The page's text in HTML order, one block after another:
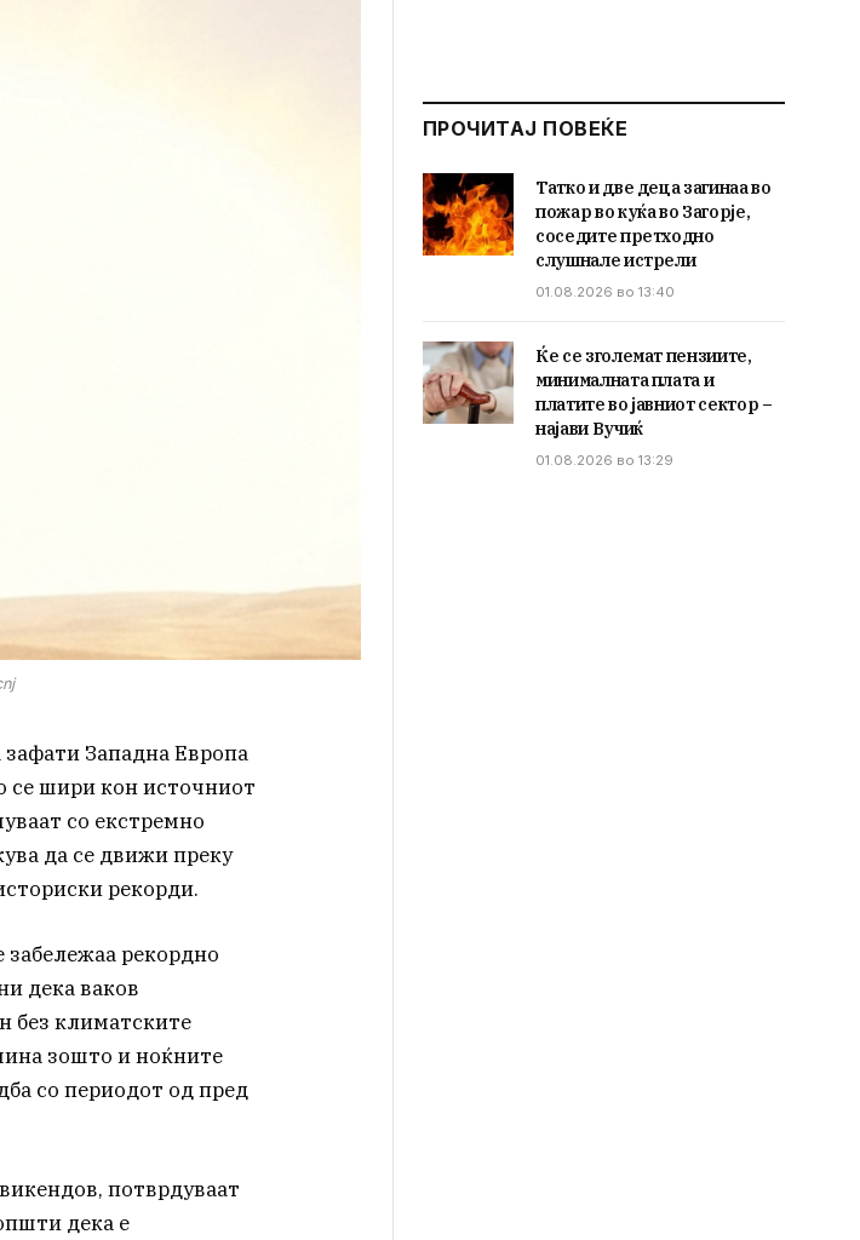
Западна Европа
се шири кон источниот
со екстремно
да се движи преку
рекорди.
забележаа рекордно
дека ваков
без климатските
зошто и ноќните
со периодот од пред
потврдуваат
дека е
ПРОЧИТАЈ ПОВЕЌЕ
Татко и две деца загинаа во
пожар во куќа во Загорје,
соседите претходно
слушнале истрели
01.08.2026 во 13:40
Ќе се зголемат пензиите,
минималната плата и
платите во јавниот сектор –
најави Вучиќ
01.08.2026 во 13:29